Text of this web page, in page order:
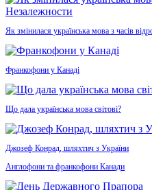
Як змінилася українська мова з часів
Франкофони у Канаді
Що дала українська мова світові?
Джозеф Конрад, шляхтич з України
Англофони та франкофони Канади